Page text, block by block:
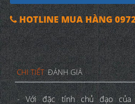
HOTLINE MUA HÀNG
CHI TIẾT ĐÁNH GIÁ
- Với đặc tính chủ đạo của